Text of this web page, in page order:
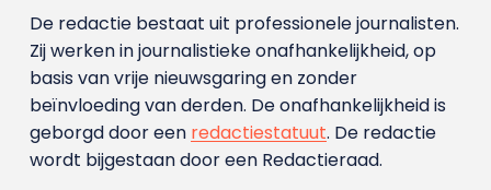
De redactie bestaat uit professionele journalisten.
Zij werken in journalistieke onafhankelijkheid, op
basis van vrije nieuwsgaring en zonder
beïnvloeding van derden. De onafhankelijkheid is
geborgd door een redactiestatuut. De redactie
wordt bijgestaan door een Redactieraad.